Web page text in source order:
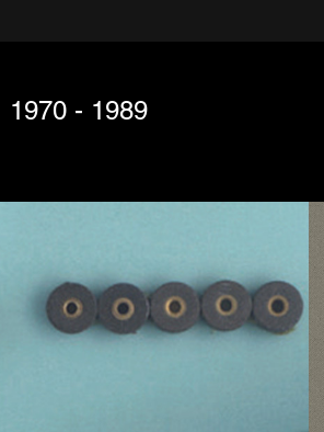
1970 - 1989